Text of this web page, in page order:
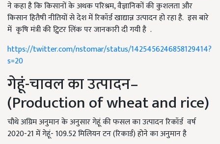
ने कहा है कि किसानों के अथक परिश्रम, वैज्ञानिकों की कुशलता और
किसान हितैषी नीतियों से देश में रिकॉर्ड खाद्यान्न उत्पादन हो रहा है. इस बारे
में कृषि मंत्री की ट्विटर लिंक पर जानकारी दी गयी है .
https://twitter.com/nstomar/status/1425456246858129414?
s=20
गेहूं-चावल का उत्पादन–
(Production of wheat and rice)
चौथे अग्रिम अनुमान के अनुसार गेहूं की फसल का उत्पादन रिकॉर्ड वर्ष
2020-21 में गेहूं- 109.52 मिलियन टन (रिकार्ड) होने का अनुमान है